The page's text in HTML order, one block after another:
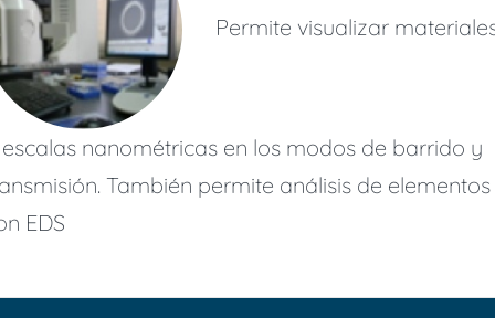
Permite visualizar
nanométricas en los modos de barrido y
También permite análisis de elementos
EDS